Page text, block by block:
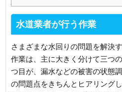
水道業者が行う作業
さまざまな水回りの問題を解決
作業は、主に大きく分けて三つ
つ目が、漏水などの被害の状態
の問題点をきちんとヒアリング